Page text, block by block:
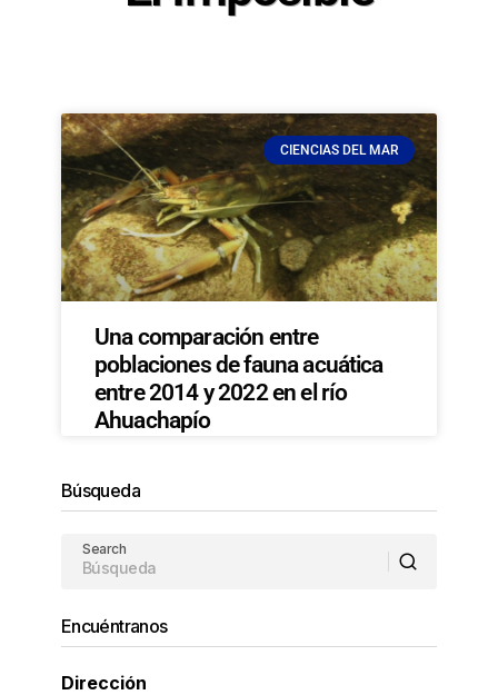
CIENCIAS DEL MAR
Una comparación entre
poblaciones de fauna acuática
entre 2014 y 2022 en el río
Ahuachapío
Búsqueda
Search
Encuéntranos
Dirección